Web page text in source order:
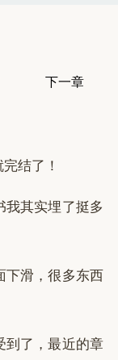
下一章
结了！
我其实埋了挺多
下滑，很多东西
到了，最近的章